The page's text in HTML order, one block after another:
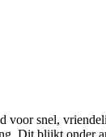
voor snel,
Dit blijkt onder